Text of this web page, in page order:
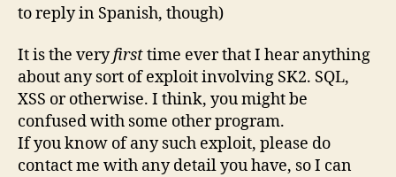
to reply in Spanish, though)
It is the veryfirsttime ever that I hear anything
about any sort of exploit involving SK2. SQL,
XSS or otherwise. I think, you might be
confused with some other program.
If you know of any such exploit, please do
contact me with any detail you have, so I can